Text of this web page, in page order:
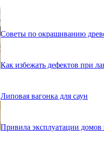
Советы по окрашиванию
Как избежать дефектов при
Липовая вагонка для саун
Привила эксплуатации домов